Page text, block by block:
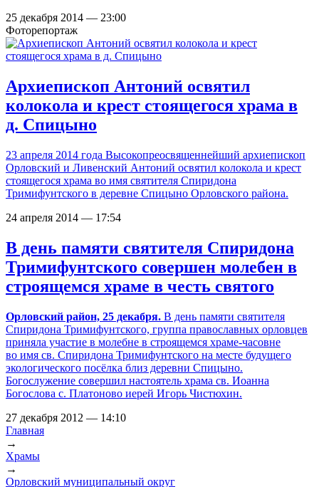
25 декабря 2014 — 23:00
Фоторепортаж
Архиепископ Антоний освятил
колокола и крест стоящегося храма в
д. Спицыно
23 апреля 2014 года Высокопреосвященнейший архиепископ
Орловский и Ливенский Антоний освятил колокола и крест
стоящегося храма во имя святителя Спиридона
Тримифунтского в деревне Спицыно Орловского района.
24 апреля 2014 — 17:54
В день памяти святителя Спиридона
Тримифунтского совершен молебен в
строящемся храме в честь святого
Орловский район, 25 декабря. В день памяти святителя
Спиридона Тримифунтского, группа православных орловцев
приняла участие в молебне в строящемся храме-часовне
во имя св. Спиридона Тримифунтского на месте будущего
экологического посёлка близ деревни Спицыно.
Богослужение совершил настоятель храма св. Иоанна
Богослова с. Платоново иерей Игорь Чистюхин.
27 декабря 2012 — 14:10
Вы здесь
Главная
→
Храмы
→
Орловский муниципальный округ